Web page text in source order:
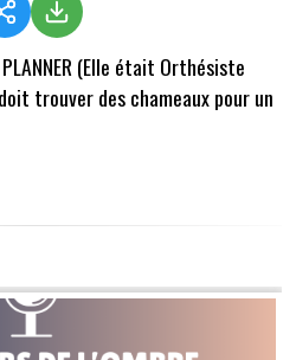
PLANNER (Elle était Orthésiste
trouver des chameaux pour un